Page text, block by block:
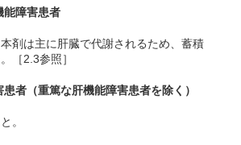
障害患者
剤は主に肝臓で代謝されるため、蓄積
［2.3参照］
者（重篤な肝機能障害患者を除く）
。